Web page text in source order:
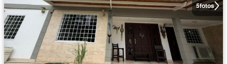
5fotos